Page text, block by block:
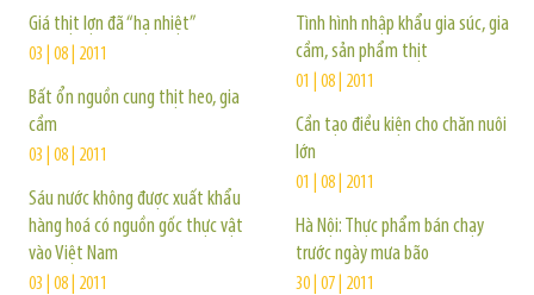
Giá thịt lợn đã “hạ nhiệt”
03 | 08 | 2011
Bất ổn nguồn cung thịt heo, gia
cầm
03 | 08 | 2011
Sáu nước không được xuất khẩu
hàng hoá có nguồn gốc thực vật
vào Việt Nam
03 | 08 | 2011
Tình hình nhập khẩu gia súc, gia
cầm, sản phẩm thịt
01 | 08 | 2011
Cần tạo điều kiện cho chăn nuôi
lớn
01 | 08 | 2011
Hà Nội: Thực phẩm bán chạy
trước ngày mưa bão
30 | 07 | 2011